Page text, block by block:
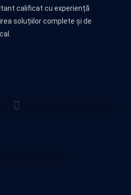
calificat cu experiență
soluțiilor complete și de